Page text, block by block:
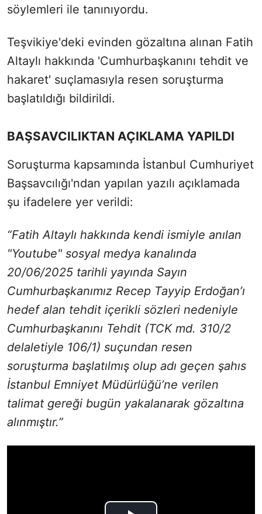
söylemleri ile tanınıyordu.
Teşvikiye'deki evinden gözaltına alınan Fatih
Altaylı hakkında 'Cumhurbaşkanını tehdit ve
hakaret' suçlamasıyla resen soruşturma
başlatıldığı bildirildi.
BAŞSAVCILIKTAN AÇIKLAMA YAPILDI
Soruşturma kapsamında İstanbul Cumhuriyet
Başsavcılığı'ndan yapılan yazılı açıklamada
şu ifadelere yer verildi:
“Fatih Altaylı hakkında kendi ismiyle anılan
"Youtube" sosyal medya kanalında
20/06/2025 tarihli yayında Sayın
Cumhurbaşkanımız Recep Tayyip Erdoğan’ı
hedef alan tehdit içerikli sözleri nedeniyle
Cumhurbaşkanını Tehdit (TCK md. 310/2
delaletiyle 106/1) suçundan resen
soruşturma başlatılmış olup adı geçen şahıs
İstanbul Emniyet Müdürlüğü’ne verilen
talimat gereği bugün yakalanarak gözaltına
alınmıştır.”